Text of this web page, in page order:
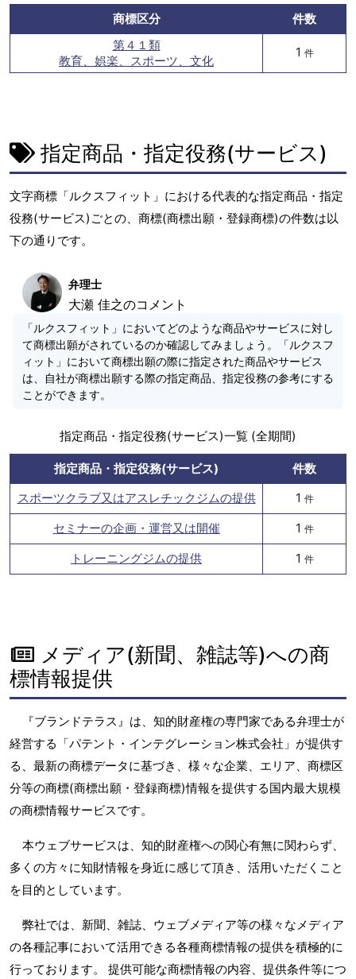
商標区分
件数
第４１類
教育、娯楽、スポーツ、文化
1 件
指定商品・指定役務(サービス)
文字商標「ルクスフィット」における代表的な指定商品・指定
役務(サービス)ごとの、商標(商標出願・登録商標)の件数は以
下の通りです。
弁理士
大瀬 佳之のコメント
「ルクスフィット」においてどのような商品やサービスに対し
て商標出願がされているのか確認してみましょう。「ルクスフ
ィット」において商標出願の際に指定された商品やサービス
は、自社が商標出願する際の指定商品、指定役務の参考にする
ことができます。
指定商品・指定役務(サービス)一覧 (全期間)
指定商品・指定役務(サービス)
件数
スポーツクラブ又はアスレチックジムの提供
1 件
セミナーの企画・運営又は開催 1 件
トレーニングジムの提供 1 件
メディア(新聞、雑誌等)への商
標情報提供
『ブランドテラス』は、知的財産権の専門家である弁理士が
経営する「パテント・インテグレーション株式会社」が提供す
る、最新の商標データに基づき、様々な企業、エリア、商標区
分等の商標(商標出願・登録商標)情報を提供する国内最大規模
の商標情報サービスです。
本ウェブサービスは、知的財産権への関心有無に関わらず、
多くの方々に知財情報を身近に感じて頂き、活用いただくこと
を目的としています。
弊社では、新聞、雑誌、ウェブメディア等の様々なメディア
の各種記事において活用できる各種商標情報の提供を積極的に
行っております。 提供可能な商標情報の内容、提供条件等につ